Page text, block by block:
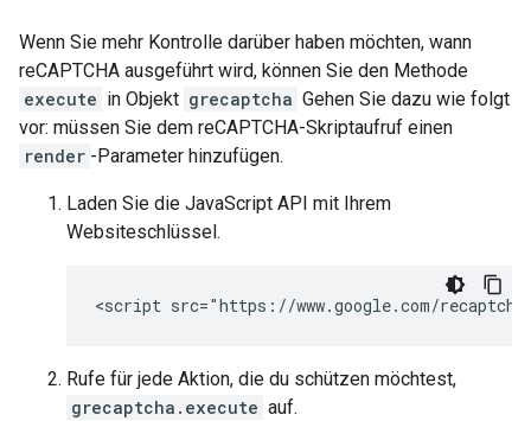
Wenn Sie mehr Kontrolle darüber haben möchten, wann
reCAPTCHA ausgeführt wird, können Sie den Methode
execute in Objekt grecaptcha Gehen Sie dazu wie folgt
vor: müssen Sie dem reCAPTCHA-Skriptaufruf einen
render -Parameter hinzufügen.
Laden Sie die JavaScript API mit Ihrem
Websiteschlüssel.
Rufe für jede Aktion, die du schützen möchtest,
grecaptcha.execute auf.